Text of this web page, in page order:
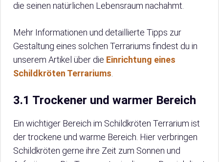
die seinen natürlichen Lebensraum nachahmt.
Mehr Informationen und detaillierte Tipps zur
Gestaltung eines solchen Terrariums findest du in
unserem Artikel über die Einrichtung eines
Schildkröten Terrariums
3.1 Trockener und warmer Bereich
Ein wichtiger Bereich im Schildkröten Terrarium ist
der trockene und warme Bereich. Hier verbringen
Schildkröten gerne ihre Zeit zum Sonnen und